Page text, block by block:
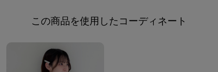
この商品を使用したコーディネート